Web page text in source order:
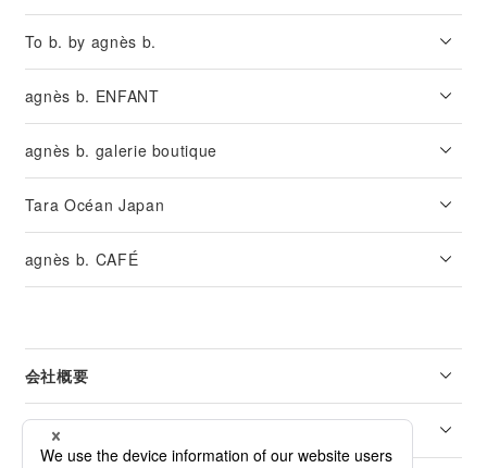
To b. by agnès b.
agnès b. ENFANT
agnès b. galerie boutique
Tara Océan Japan
agnès b. CAFÉ
会社概要
リーガル